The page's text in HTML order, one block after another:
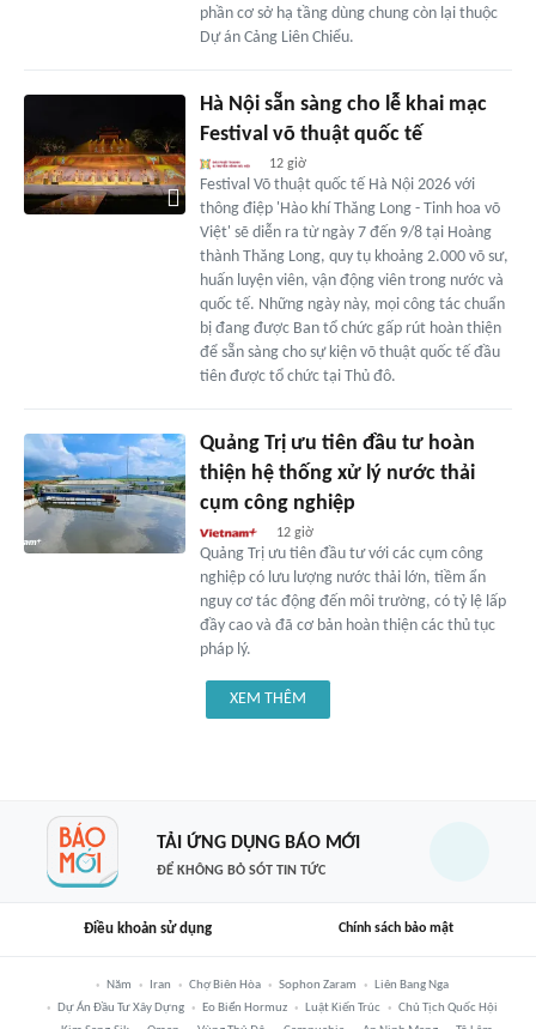
phần cơ sở hạ tầng dùng chung còn lại thuộc
Dự án Cảng Liên Chiểu.
Hà Nội sẵn sàng cho lễ khai mạc
Festival võ thuật quốc tế
12 giờ
Festival Võ thuật quốc tế Hà Nội 2026 với
thông điệp 'Hào khí Thăng Long - Tinh hoa võ
Việt' sẽ diễn ra từ ngày 7 đến 9/8 tại Hoàng
thành Thăng Long, quy tụ khoảng 2.000 võ sư,
huấn luyện viên, vận động viên trong nước và
quốc tế. Những ngày này, mọi công tác chuẩn
bị đang được Ban tổ chức gấp rút hoàn thiện
để sẵn sàng cho sự kiện võ thuật quốc tế đầu
tiên được tổ chức tại Thủ đô.
Quảng Trị ưu tiên đầu tư hoàn
thiện hệ thống xử lý nước thải
cụm công nghiệp
12 giờ
Quảng Trị ưu tiên đầu tư với các cụm công
nghiệp có lưu lượng nước thải lớn, tiềm ẩn
nguy cơ tác động đến môi trường, có tỷ lệ lấp
đầy cao và đã cơ bản hoàn thiện các thủ tục
pháp lý.
XEM THÊM
TẢI ỨNG DỤNG BÁO MỚI
ĐỂ KHÔNG BỎ SÓT TIN TỨC
Điều khoản sử dụng Chính sách bảo mật
Năm Iran Chợ Biên Hòa Sophon Zaram
Liên Bang Nga
Dự Án Đầu Tư Xây Dựng
Eo Biển Hormuz Luật Kiến Trúc
Chủ Tịch Quốc Hội